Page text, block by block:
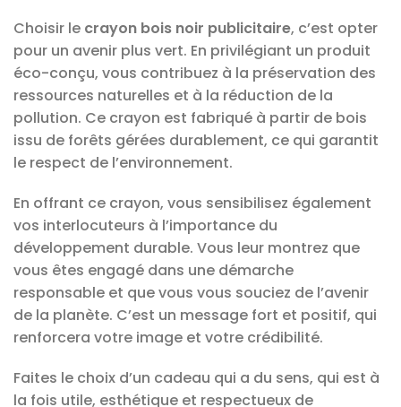
Choisir le crayon bois noir publicitaire, c’est opter
pour un avenir plus vert. En privilégiant un produit
éco-conçu, vous contribuez à la préservation des
ressources naturelles et à la réduction de la
pollution. Ce crayon est fabriqué à partir de bois
issu de forêts gérées durablement, ce qui garantit
le respect de l’environnement.
En offrant ce crayon, vous sensibilisez également
vos interlocuteurs à l’importance du
développement durable. Vous leur montrez que
vous êtes engagé dans une démarche
responsable et que vous vous souciez de l’avenir
de la planète. C’est un message fort et positif, qui
renforcera votre image et votre crédibilité.
Faites le choix d’un cadeau qui a du sens, qui est à
la fois utile, esthétique et respectueux de